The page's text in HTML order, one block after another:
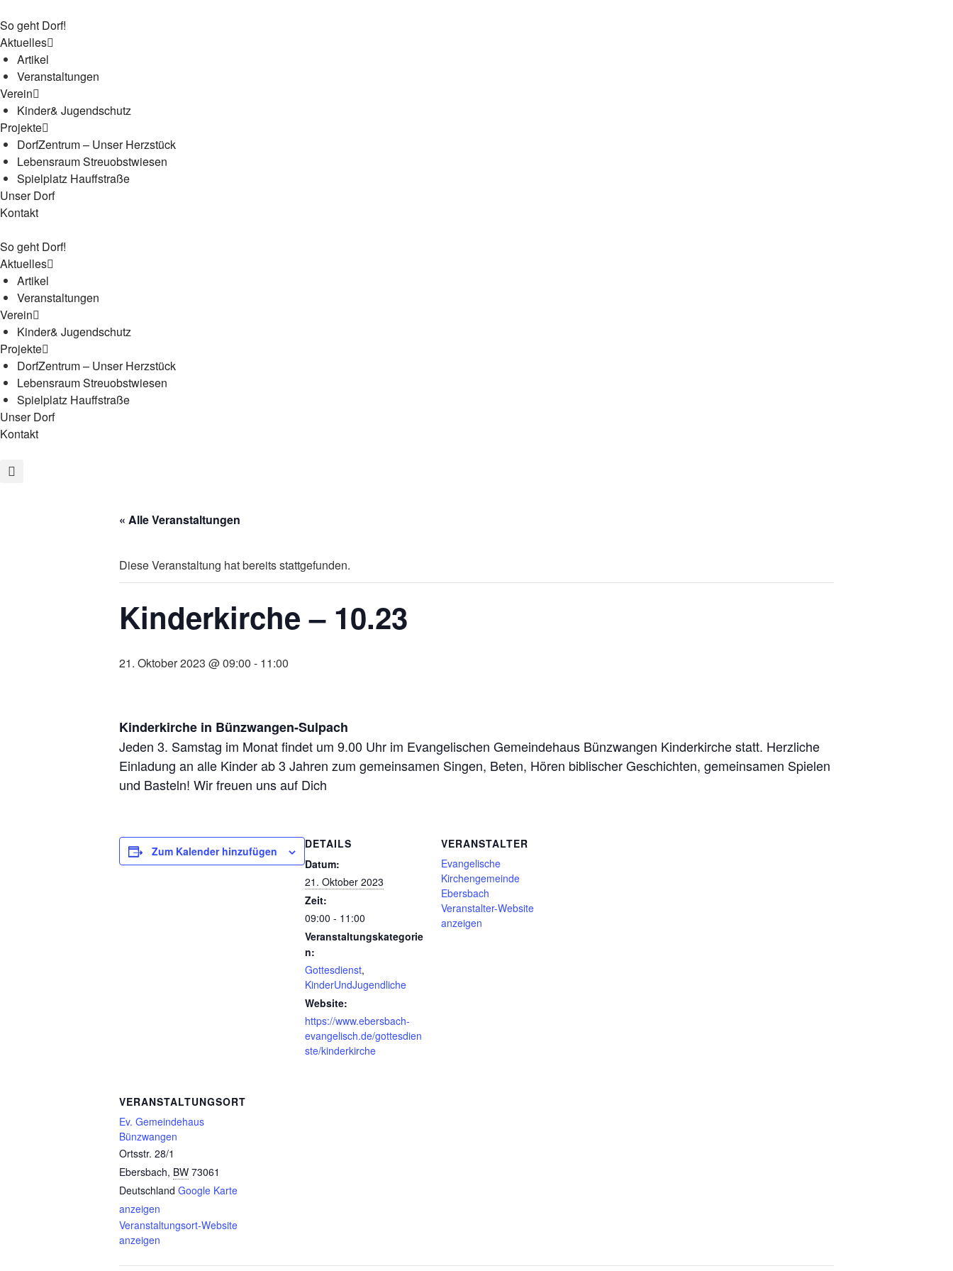
So geht Dorf!
Aktuelles
Artikel
Veranstaltungen
Verein
Kinder& Jugendschutz
Projekte
DorfZentrum – Unser Herzstück
Lebensraum Streuobstwiesen
Spielplatz Hauffstraße
Unser Dorf
Kontakt
So geht Dorf!
Aktuelles
Artikel
Veranstaltungen
Verein
Kinder& Jugendschutz
Projekte
DorfZentrum – Unser Herzstück
Lebensraum Streuobstwiesen
Spielplatz Hauffstraße
Unser Dorf
Kontakt
« Alle Veranstaltungen
Diese Veranstaltung hat bereits stattgefunden.
Kinderkirche – 10.23
21. Oktober 2023 @ 09:00 - 11:00
Kinderkirche in Bünzwangen-Sulpach
Jeden 3. Samstag im Monat findet um 9.00 Uhr im Evangelischen Gemeindehaus Bünzwangen Kinderkirche statt. Herzliche
Einladung an alle Kinder ab 3 Jahren zum gemeinsamen Singen, Beten, Hören biblischer Geschichten, gemeinsamen Spielen
und Basteln! Wir freuen uns auf Dich
Zum Kalender hinzufügen
DETAILS
Datum:
21. Oktober 2023
Zeit:
09:00 - 11:00
Veranstaltungskategorie
n:
Gottesdienst,
KinderUndJugendliche
Website:
https://www.ebersbach-
evangelisch.de/gottesdien
ste/kinderkirche
VERANSTALTER
Evangelische
Kirchengemeinde
Ebersbach
Veranstalter-Website
anzeigen
VERANSTALTUNGSORT
Ev. Gemeindehaus
Bünzwangen
Ortsstr. 28/1
Ebersbach, BW 73061
Deutschland Google Karte
anzeigen
Veranstaltungsort-Website
anzeigen